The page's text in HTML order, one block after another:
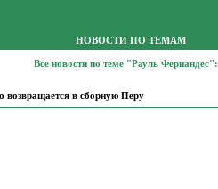
НОВОСТИ ПО ТЕМАМ
Все новости по теме "Рауль Фернандес":
возвращается в сборную Перу